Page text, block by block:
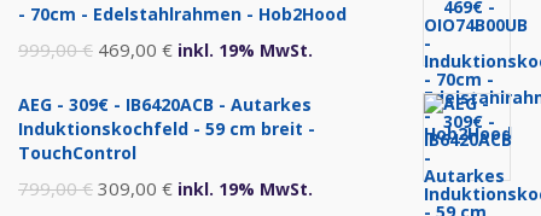
- 70cm - Edelstahlrahmen - Hob2Hood
999,00€ Ursprünglicher
war:
999,00 €
469,00 €Aktueller
ist:
inkl. 19% MwSt.
AEG - 309€ - IB6420ACB - Autarkes
Induktionskochfeld - 59 cm breit -
TouchControl
799,00€ Ursprünglicher
309,00 €Aktueller
inkl. 19% MwSt.